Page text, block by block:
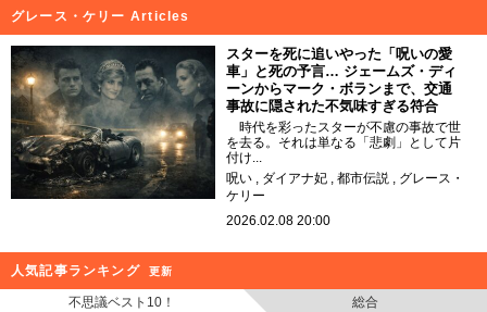
グレース・ケリー Articles
スターを死に追いやった「呪いの愛
車」と死の予言… ジェームズ・ディ
ーンからマーク・ボランまで、交通
事故に隠された不気味すぎる符合
時代を彩ったスターが不慮の事故で世
を去る。それは単なる「悲劇」として片
付け...
呪い
ダイアナ妃 都市伝説
グレース・
ケリー
2026.02.08 20:00
人気記事ランキング 更新
不思議ベスト10！ 総合